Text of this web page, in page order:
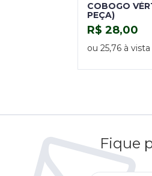
COBOGO
PEÇA)
R$ 28,00
ou 25,76 à vista
Fique